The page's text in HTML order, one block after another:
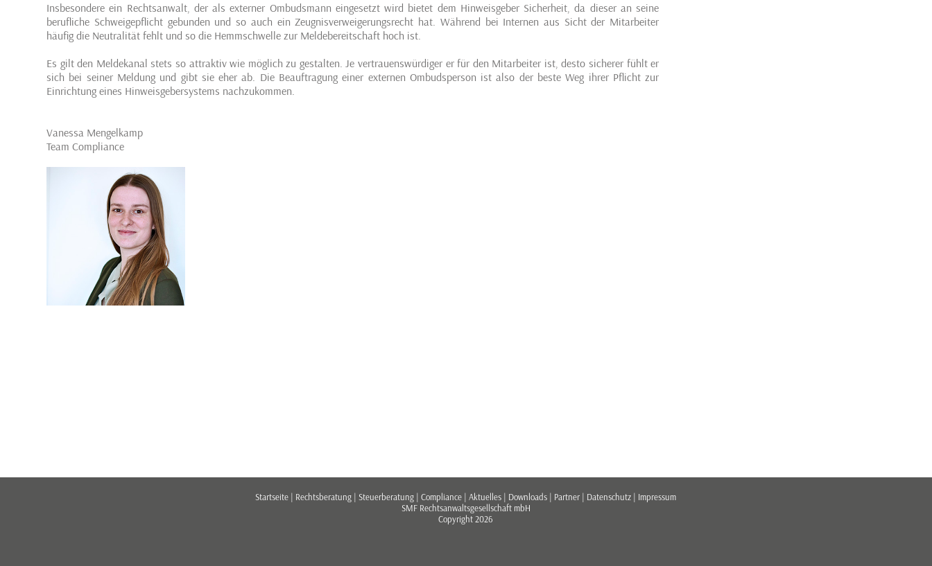
Insbesondere ein Rechtsanwalt, der als externer Ombudsmann eingesetzt wird bietet dem Hinweisgeber Sicherheit, da dieser an seine
berufliche Schweigepflicht gebunden und so auch ein Zeugnisverweigerungsrecht hat. Während bei Internen aus Sicht der Mitarbeiter
häufig die Neutralität fehlt und so die Hemmschwelle zur Meldebereitschaft hoch ist.
Es gilt den Meldekanal stets so attraktiv wie möglich zu gestalten. Je vertrauenswürdiger er für den Mitarbeiter ist, desto sicherer fühlt er
sich bei seiner Meldung und gibt sie eher ab. Die Beauftragung einer externen Ombudsperson ist also der beste Weg ihrer Pflicht zur
Einrichtung eines Hinweisgebersystems nachzukommen.
Vanessa Mengelkamp
Team Compliance
Startseite | Rechtsberatung |Steuerberatung |Compliance |Aktuelles | Downloads | Partner | Datenschutz | Impressum
SMF Rechtsanwaltsgesellschaft mbH
Copyright 2026